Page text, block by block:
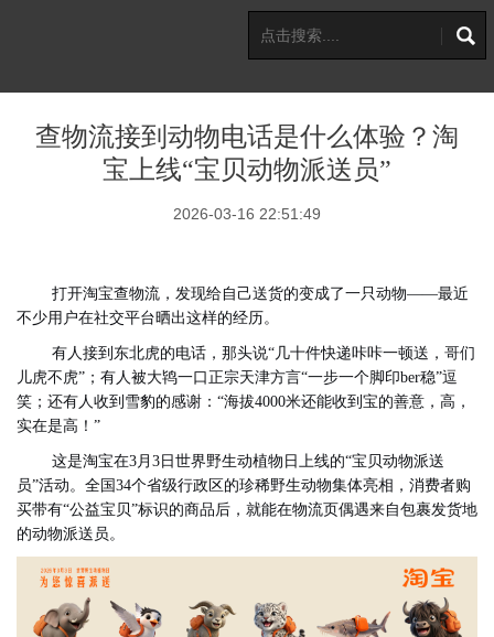
查物流接到动物电话是什么体验？淘
宝上线“宝贝动物派送员”
2026-03-16 22:51:49
打开淘宝查物流，发现给自己送货的变成了一只动物——最近
不少用户在社交平台晒出这样的经历。
有人接到东北虎的电话，那头说“几十件快递咔咔一顿送，哥们
儿虎不虎”；有人被大鸨一口正宗天津方言“一步一个脚印ber稳”逗
笑；还有人收到雪豹的感谢：“海拔4000米还能收到宝的善意，高，
实在是高！”
这是淘宝在3月3日世界野生动植物日上线的“宝贝动物派送
员”活动。全国34个省级行政区的珍稀野生动物集体亮相，消费者购
买带有“公益宝贝”标识的商品后，就能在物流页偶遇来自包裹发货地
的动物派送员。